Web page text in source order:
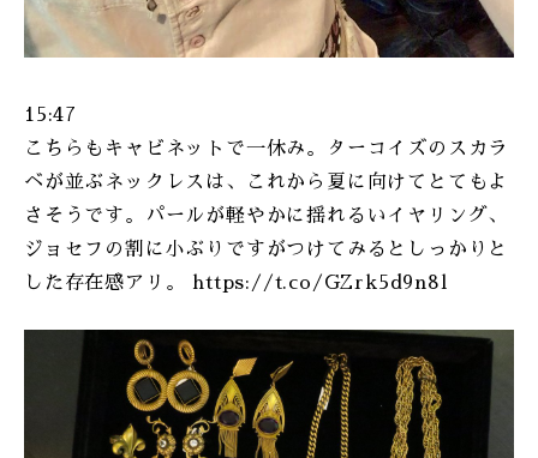
15:47
こちらもキャビネットで一休み。ターコイズのスカラ
ベが並ぶネックレスは、これから夏に向けてとてもよ
さそうです。パールが軽やかに揺れるいイヤリング、
ジョセフの割に小ぶりですがつけてみるとしっかりと
した存在感アリ。 https://t.co/GZrk5d9n8l